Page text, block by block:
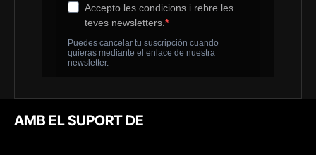
AMB EL SUPORT DE